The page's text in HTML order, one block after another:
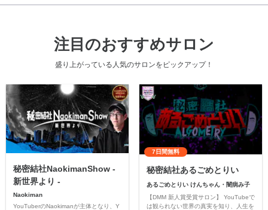
注目のおすすめサロン
盛り上がっている人気のサロンをピックアップ！
秘密結社NaokimanShow -
新世界より -
Naokiman
YouTuberのNaokimanが主体となり、Y
7日間無料
秘密結社あるごめとりい
あるごめとりい けんちゃん・闇病み子
【DMM 新人賞受賞サロン】 YouTubeで
は観られない世界の真実を知り、人生を